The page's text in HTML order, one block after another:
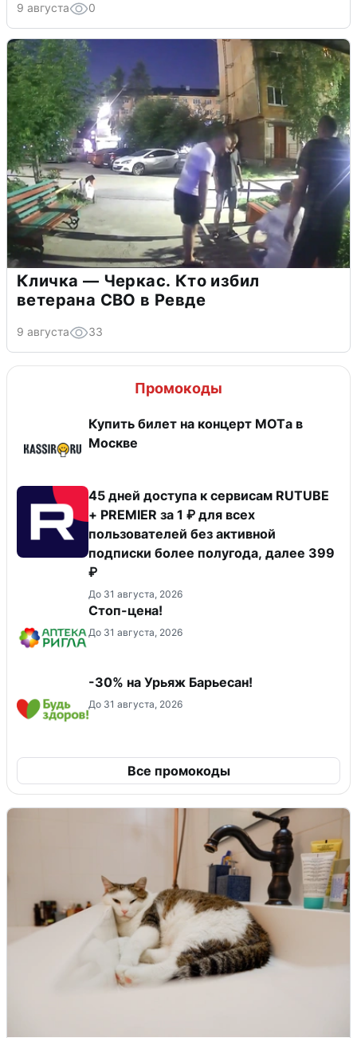
9 августа 0
Кличка — Черкас. Кто избил
ветерана СВО в Ревде
9 августа 33
Промокоды
Купить билет на концерт MOTа в
Москве
45 дней доступа к сервисам RUTUBE
+ PREMIER за 1 ₽ для всех
пользователей без активной
подписки более полугода, далее 399
₽
До 31 августа, 2026
Стоп-цена!
До 31 августа, 2026
-30% на Урьяж Барьесан!
До 31 августа, 2026
Все промокоды